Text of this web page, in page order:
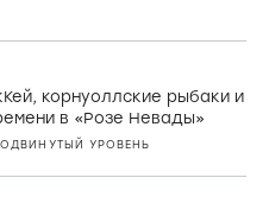
корнуоллские рыбаки и
в «Розе Невады»
УРОВЕНЬ